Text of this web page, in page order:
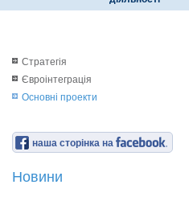
Стратегія
Євроінтеграція
Основні проекти
наша сторінка на
Новини